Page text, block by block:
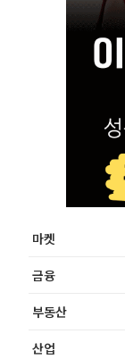
마켓
금융
부동산
산업